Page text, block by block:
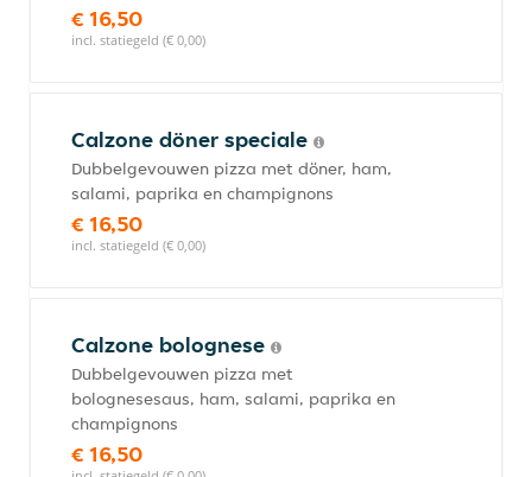
€ 16,50
incl. statiegeld (€ 0,00)
Calzone döner speciale
Dubbelgevouwen pizza met döner, ham,
salami, paprika en champignons
€ 16,50
incl. statiegeld (€ 0,00)
Calzone bolognese
Dubbelgevouwen pizza met
bolognesesaus, ham, salami, paprika en
champignons
€ 16,50